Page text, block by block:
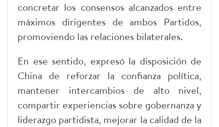
concretar los consensos alcanzados entre
máximos dirigentes de ambos Partidos,
promoviendo las relaciones bilaterales.
En ese sentido, expresó la disposición de
China de reforzar la confianza política,
mantener intercambios de alto nivel,
compartir experiencias sobre gobernanza y
liderazgo partidista, mejorar la calidad de la